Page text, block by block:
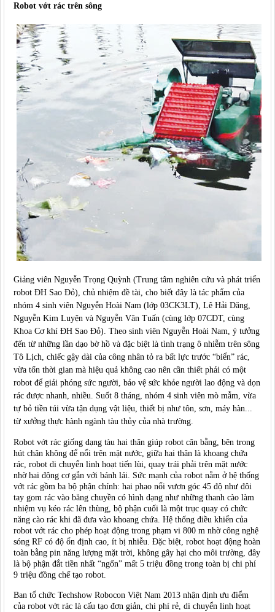
Robot vớt rác trên sông
Giảng viên Nguyễn Trọng Quỳnh (Trung tâm nghiên cứu và phát triển
robot ĐH Sao Đỏ), chủ nhiệm đề tài, cho biết đây là tác phẩm của
nhóm 4 sinh viên Nguyễn Hoài Nam (lớp 03CK3LT), Lê Hải Dăng,
Nguyễn Kim Luyện và Nguyễn Văn Tuấn (cùng lớp 07CDT, cùng
Khoa Cơ khí ĐH Sao Đỏ). Theo sinh viên Nguyễn Hoài Nam, ý tưởng
đến từ những lần dạo bờ hồ và đặc biệt là tình trạng ô nhiễm trên sông
Tô Lịch, chiếc gậy dài của công nhân tỏ ra bất lực trước “biển” rác,
vừa tốn thời gian mà hiệu quả không cao nên cần thiết phải có một
robot để giải phóng sức người, bảo vệ sức khỏe người lao động và dọn
rác được nhanh, nhiều. Suốt 8 tháng, nhóm 4 sinh viên mò mẫm, vừa
tự bỏ tiền túi vừa tận dụng vật liệu, thiết bị như tôn, sơn, máy hàn...
từ xưởng thực hành ngành tàu thủy của nhà trường.
Robot vớt rác giống dạng tàu hai thân giúp robot cân bằng, bên trong
hút chân không để nổi trên mặt nước, giữa hai thân là khoang chứa
rác, robot di chuyển linh hoạt tiến lùi, quay trái phải trên mặt nước
nhờ hai động cơ gắn với bánh lái. Sức mạnh của robot nằm ở hệ thống
vớt rác gồm ba bộ phận chính: hai phao nổi vươn góc 45 độ như đôi
tay gom rác vào băng chuyền có hình dạng như những thanh cào làm
nhiệm vụ kéo rác lên thùng, bộ phận cuối là một trục quay có chức
năng cào rác khi đã đưa vào khoang chứa. Hệ thống điều khiển của
robot vớt rác cho phép hoạt động trong phạm vi 800 m nhờ công nghệ
sóng RF có độ ổn định cao, ít bị nhiễu. Đặc biệt, robot hoạt động hoàn
toàn bằng pin năng lượng mặt trời, không gây hại cho môi trường, đây
là bộ phận đắt tiền nhất “ngốn” mất 5 triệu đồng trong toàn bị chi phí
9 triệu đồng chế tạo robot.
Ban tổ chức Techshow Robocon Việt Nam 2013 nhận định ưu điểm
của robot vớt rác là cấu tạo đơn giản, chi phí rẻ, di chuyển linh hoạt